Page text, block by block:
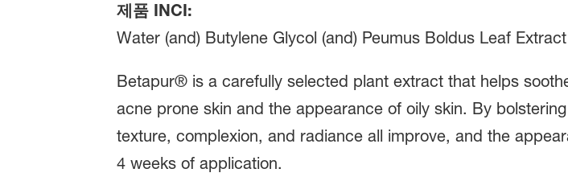
제품 INCI:
Water (and) Butylene Glycol (and) Peumus Boldus Leaf
Betapur® is a carefully selected plant extract that helps
acne prone skin and the appearance of oily skin. By
texture, complexion, and radiance all improve, and the
4 weeks of application.